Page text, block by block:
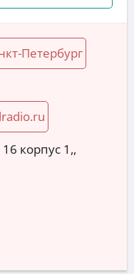
Петербург
корпус 1,,